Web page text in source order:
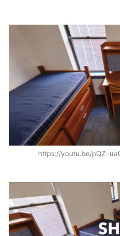
https://youtu.be/pQZ-